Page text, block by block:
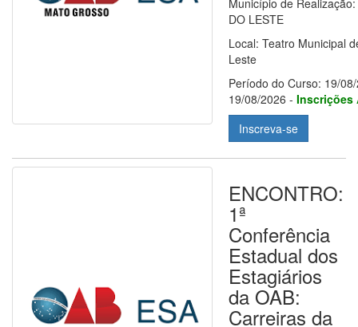
Município de Realização:
DO LESTE
Local: Teatro Municipal
Leste
Período do Curso: 19/
19/08/2026 - Inscrições
Inscreva-se
ENCONTRO:
1ª
Conferência
Estadual dos
Estagiários
da OAB:
Carreiras da